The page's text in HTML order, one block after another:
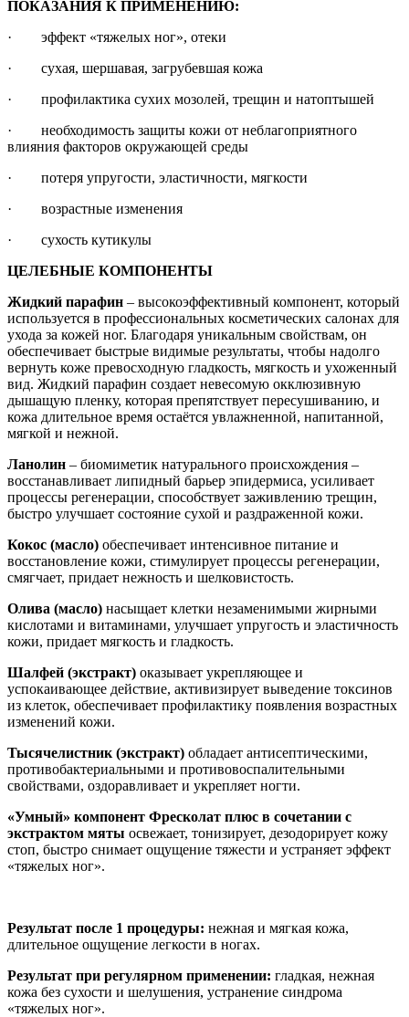
ПОКАЗАНИЯ К ПРИМЕНЕНИЮ:
· эффект «тяжелых ног», отеки
· сухая, шершавая, загрубевшая кожа
· профилактика сухих мозолей, трещин и натоптышей
· необходимость защиты кожи от неблагоприятного
влияния факторов окружающей среды
· потеря упругости, эластичности, мягкости
· возрастные изменения
· сухость кутикулы
ЦЕЛЕБНЫЕ КОМПОНЕНТЫ
Жидкий парафин – высокоэффективный компонент, который
используется в профессиональных косметических салонах для
ухода за кожей ног. Благодаря уникальным свойствам, он
обеспечивает быстрые видимые результаты, чтобы надолго
вернуть коже превосходную гладкость, мягкость и ухоженный
вид. Жидкий парафин создает невесомую окклюзивную
дышащую пленку, которая препятствует пересушиванию, и
кожа длительное время остаётся увлажненной, напитанной,
мягкой и нежной.
Ланолин – биомиметик натурального происхождения –
восстанавливает липидный барьер эпидермиса, усиливает
процессы регенерации, способствует заживлению трещин,
быстро улучшает состояние сухой и раздраженной кожи.
Кокос (масло) обеспечивает интенсивное питание и
восстановление кожи, стимулирует процессы регенерации,
смягчает, придает нежность и шелковистость.
Олива (масло) насыщает клетки незаменимыми жирными
кислотами и витаминами, улучшает упругость и эластичность
кожи, придает мягкость и гладкость.
Шалфей (экстракт) оказывает укрепляющее и
успокаивающее действие, активизирует выведение токсинов
из клеток, обеспечивает профилактику появления возрастных
изменений кожи.
Тысячелистник (экстракт) обладает антисептическими,
противобактериальными и противовоспалительными
свойствами, оздоравливает и укрепляет ногти.
«Умный» компонент Фресколат плюс в сочетании с
экстрактом мяты освежает, тонизирует, дезодорирует кожу
стоп, быстро снимает ощущение тяжести и устраняет эффект
«тяжелых ног».
Результат после 1 процедуры: нежная и мягкая кожа,
длительное ощущение легкости в ногах.
Результат при регулярном применении: гладкая, нежная
кожа без сухости и шелушения, устранение синдрома
«тяжелых ног».